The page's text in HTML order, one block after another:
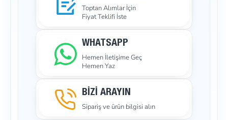
Toptan Alımlar İçin
Fiyat Teklifi İste
WHATSAPP
Hemen İletişime Geç
Hemen Yaz
BİZİ ARAYIN
Sipariş ve ürün bilgisi alın